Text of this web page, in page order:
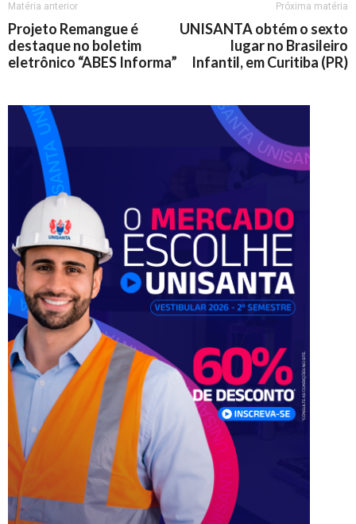
Matéria anterior
Projeto Remangue é
destaque no boletim
eletrônico “ABES Informa”
Próxima matéria
UNISANTA obtém o sexto
lugar no Brasileiro
Infantil, em Curitiba (PR)